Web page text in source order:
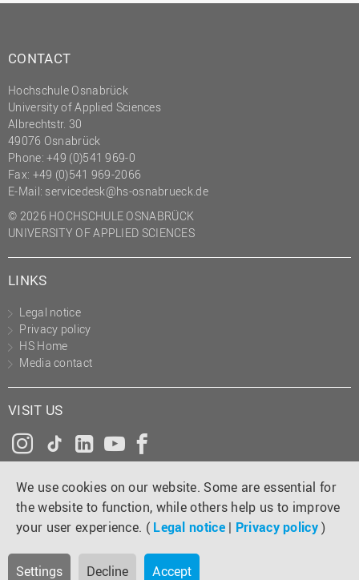
We use cookies on our website. Some are essential for
the website to function, while others help us to improve
your user experience. ( Legal notice | Privacy policy)
Settings Decline Accept
CONTACT
Hochschule Osnabrück
University of Applied Sciences
Albrechtstr. 30
49076 Osnabrück
Phone: +49 (0)541 969-0
Fax: +49 (0)541 969-2066
E-Mail: servicedesk@hs-osnabrueck.de
© 2026 HOCHSCHULE OSNABRÜCK
UNIVERSITY OF APPLIED SCIENCES
LINKS
Legal notice
Privacy policy
HS Home
Media contact
VISIT US
Instagram
Tiktok
LinkedInYouTube